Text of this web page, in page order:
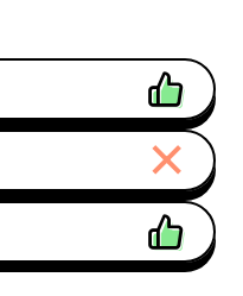
a DE
rögzítése a
|Hibabejelentés